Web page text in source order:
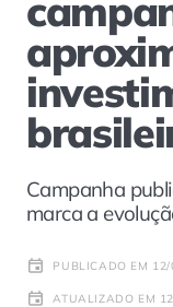
Campanha
marca a
PUBLICADO EM
ATUALIZADO EM